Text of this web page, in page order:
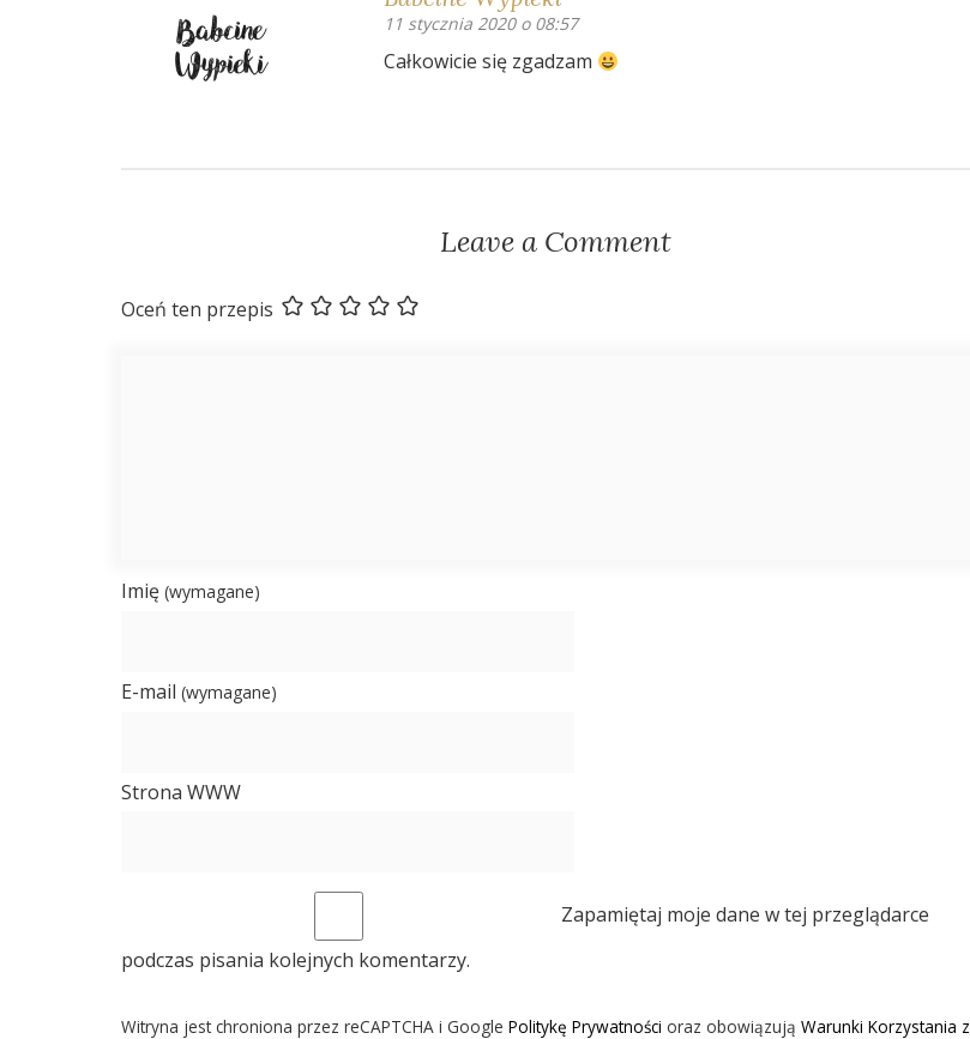
11 stycznia 2020 o 08:57
Całkowicie się zgadzam
Leave a Comment
Oceń ten przepis
Imię (wymagane)
E-mail (wymagane)
Strona WWW
Zapamiętaj moje dane w tej przeglądarce
podczas pisania kolejnych komentarzy.
Witryna jest chroniona przez reCAPTCHA i Google Politykę Prywatności oraz obowiązują Warunki Korzystania z